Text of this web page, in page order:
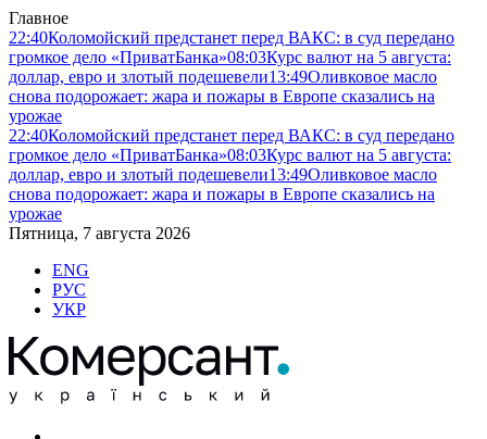
Главное
22:40Коломойский предстанет перед ВАКС: в суд передано
громкое дело «ПриватБанка»08:03Курс валют на 5 августа:
доллар, евро и злотый подешевели13:49Оливковое масло
снова подорожает: жара и пожары в Европе сказались на
урожае
22:40Коломойский предстанет перед ВАКС: в суд передано
громкое дело «ПриватБанка»08:03Курс валют на 5 августа:
доллар, евро и злотый подешевели13:49Оливковое масло
снова подорожает: жара и пожары в Европе сказались на
урожае
Пятница, 7 августа 2026
ENG
РУС
УКР